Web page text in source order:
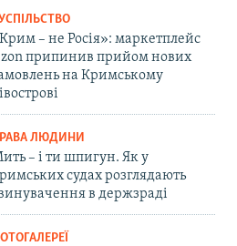
– не Росія»: маркетплейс
припинив прийом нових
на Кримському
ЛЮДИНИ
– і ти шпигун. Як у
судах розглядають
в держзраді